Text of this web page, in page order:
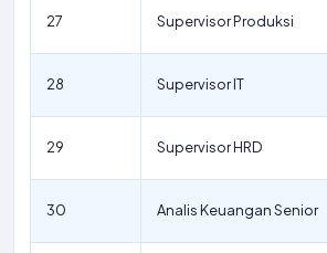
27 Supervisor Produksi
28 Supervisor IT
29 Supervisor HRD
30 Analis Keuangan Senior